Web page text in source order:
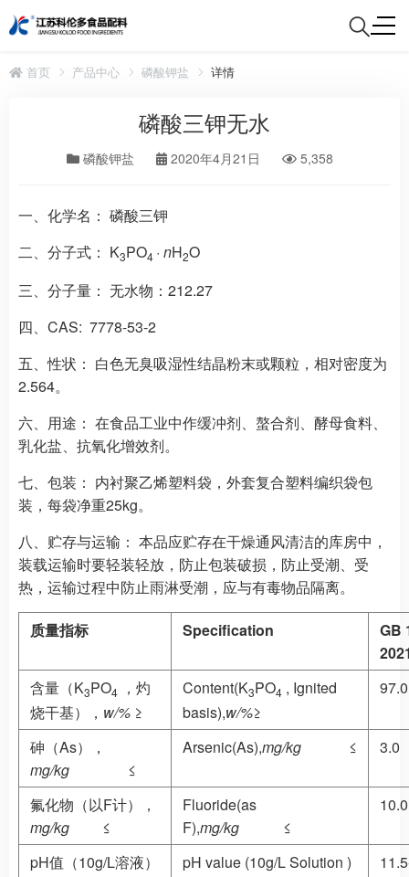
首页 产品中心 磷酸钾盐 详情
磷酸三钾无水
磷酸钾盐 2020年4月21日 5,358
一、化学名： 磷酸三钾
二、分子式： K3PO4 · nH2O
三、分子量： 无水物：212.27
四、 CAS: 7778-53-2
五、性状： 白色无臭吸湿性结晶粉末或颗粒，相对密度为
2.564。
六、用途： 在食品工业中作缓冲剂、螯合剂、酵母食料、
乳化盐、抗氧化增效剂。
七、包装： 内衬聚乙烯塑料袋，外套复合塑料编织袋包
装，每袋净重25kg。
八、贮存与运输： 本品应贮存在干燥通风清洁的库房中，
装载运输时要轻装轻放，防止包装破损，防止受潮、受
热，运输过程中防止雨淋受潮，应与有毒物品隔离。
质量指标 Specification GB
含量（K3PO4
，灼
烧干基）， w/% ≥
Content(K3PO4 , Ignited
basis),w/%≥
97.0
砷（As），
mg/kg ≤
Arsenic(As),mg/kg ≤ 3.0
氟化物（以F计），
mg/kg ≤
Fluoride(as
F),mg/kg ≤
10.0
pH值（10g/L溶液） pH value (10g/L Solution )